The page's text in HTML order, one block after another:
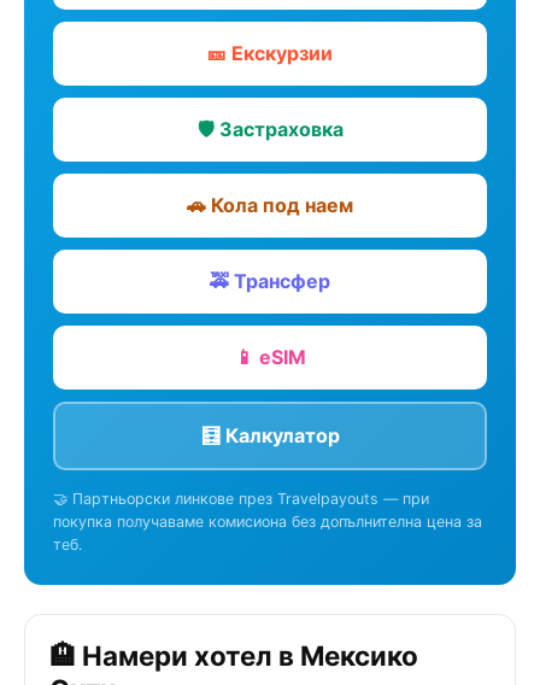
🎫 Екскурзии
🛡️ Застраховка
🚗 Кола под наем
🚕 Трансфер
📱 eSIM
🧮 Калкулатор
🤝 Партньорски линкове през Travelpayouts — при
покупка получаваме комисиона без допълнителна цена за
теб.
🏨 Намери хотел в Мексико